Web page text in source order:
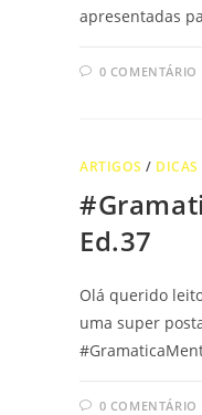
apresentadas
0 COMENTÁRIO
ARTIGOS / DICAS
Ed.37
Olá querido
uma super
0 COMENTÁRIO